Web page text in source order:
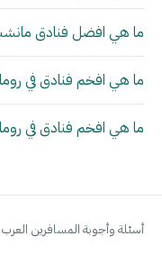
ما هي افضل فنادق
ما هي افخم فنادق في
ما هي افخم فنادق في
أسئلة وأجوبة المسافرين